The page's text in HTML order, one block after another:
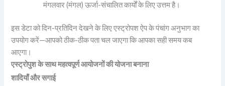
मंगलवार (मंगल) ऊर्जा-संचालित कार्यों के लिए उत्तम है।
इस डेटा को दिन-प्रतिदिन देखने के लिए एस्ट्रोपश ऐप के पंचांग अनुभाग का
उपयोग करें—आपको ठीक-ठीक पता चल जाएगा कि आपका सही समय कब
आएगा।
एस्ट्रोपुश के साथ महत्वपूर्ण आयोजनों की योजना बनाना
शादियाँ और सगाई